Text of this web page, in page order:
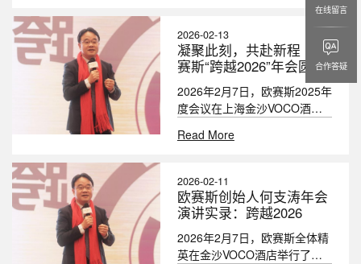
2026-02-13
凝聚此刻，共赴新程 | 欧
赛斯“跨越2026”年会圆满
2026年2月7日，欧赛斯2025年
度会议在上海金沙VOCO酒店
一主题，一场凝聚共识、激发
Read More
2026-02-11
欧赛斯创始人何支涛年会
演讲实录：跨越2026
2026年2月7日，欧赛斯全体精
英在金沙VOCO酒店举行了
在线留言
合作答疑